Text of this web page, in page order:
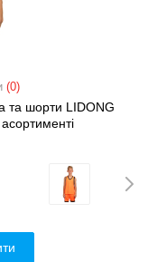
(0)
та шорти LIDONG